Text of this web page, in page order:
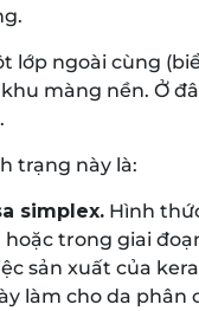
lớp ngoài cùng
màng nền. Ở
trạng này là:
simplex. Hình
trong giai
sản xuất của
làm cho da